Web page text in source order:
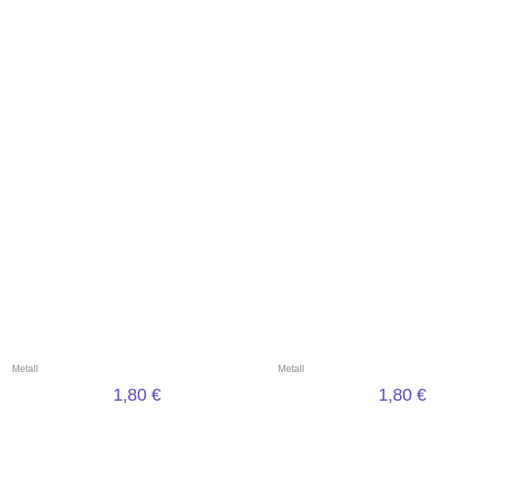
Metall
1,80 €
Metall
1,80€